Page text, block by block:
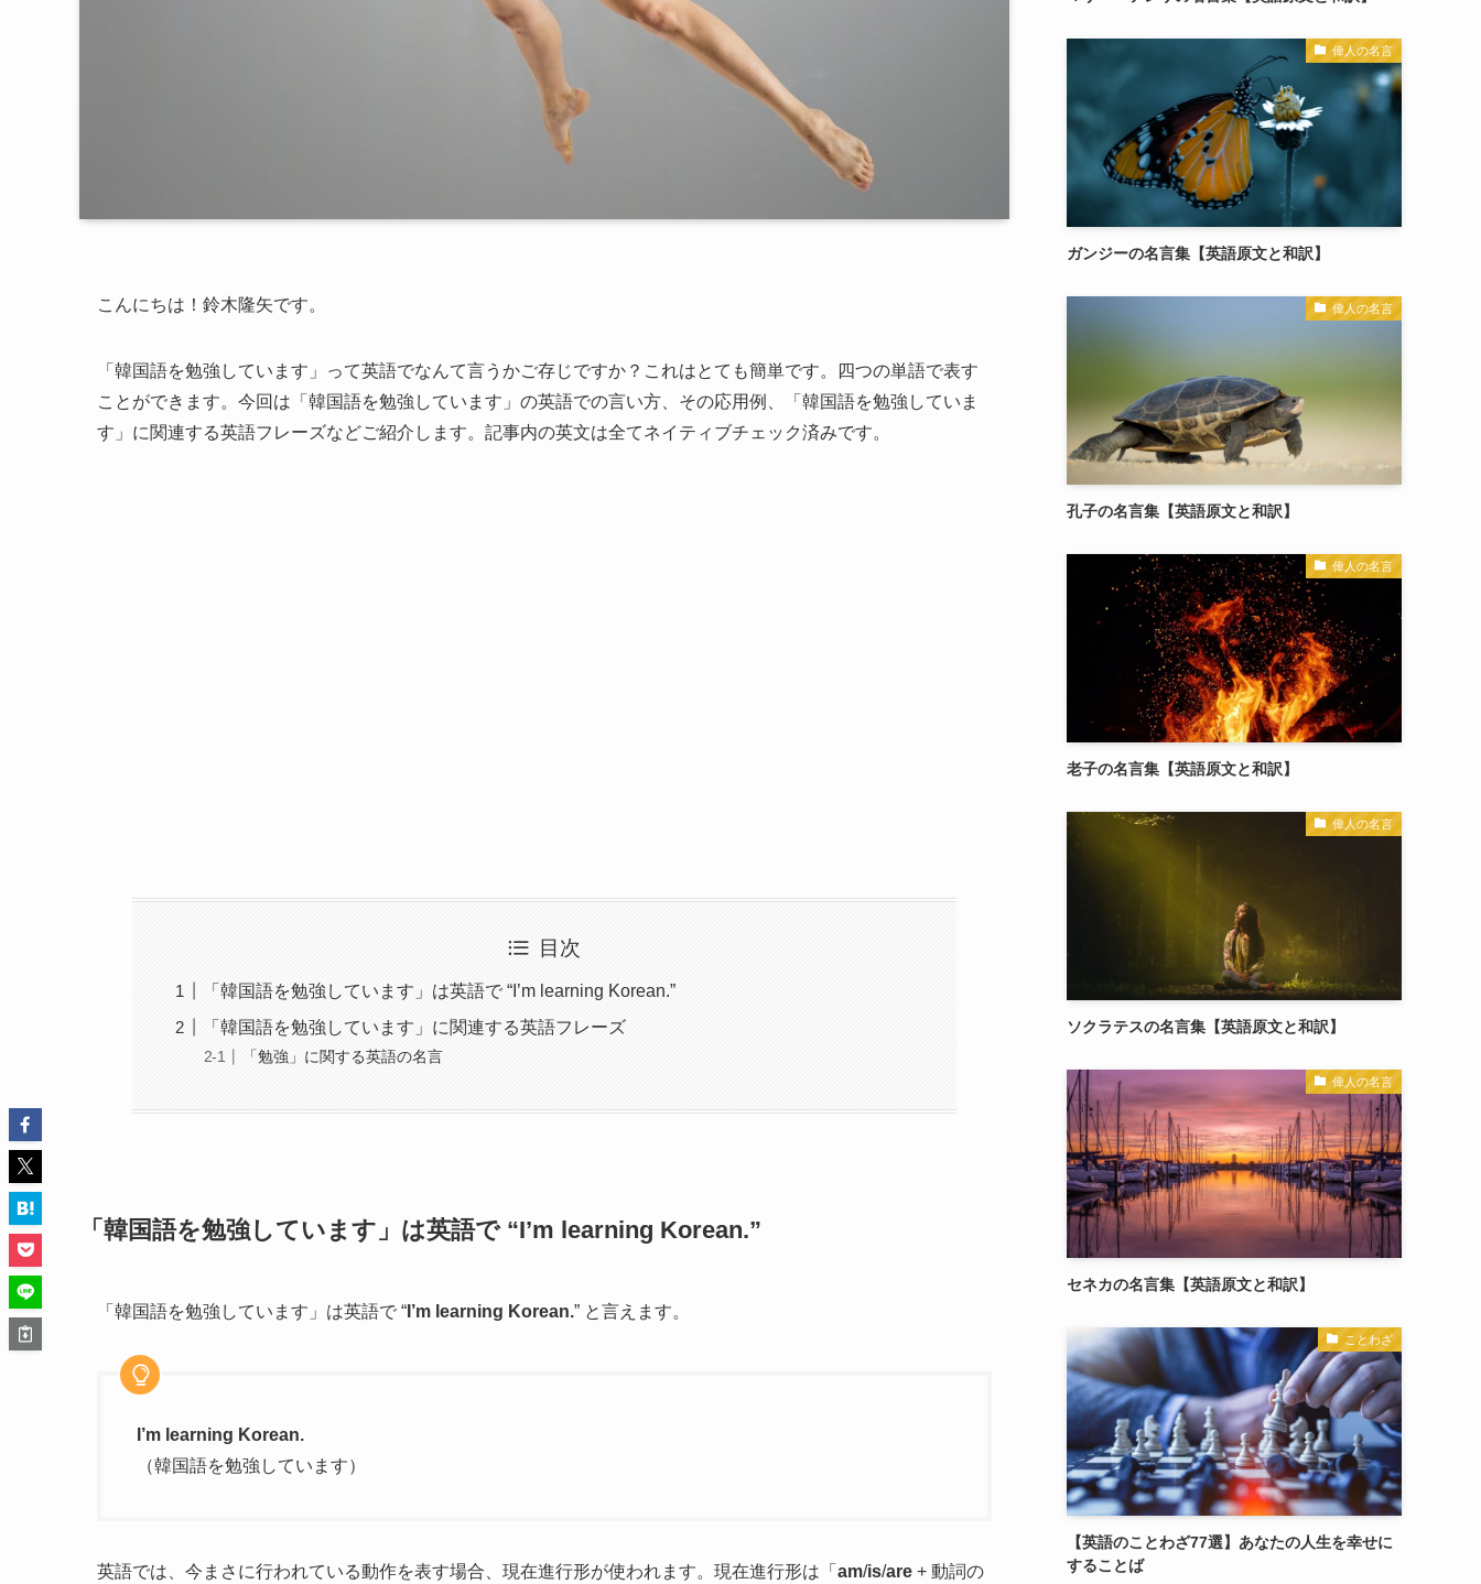
こんにちは！鈴木隆矢です。
「韓国語を勉強しています」って英語でなんて言うかご存じですか？これはとても簡単です。四つの単語で表す
ことができます。今回は「韓国語を勉強しています」の英語での言い方、その応用例、「韓国語を勉強していま
す」に関連する英語フレーズなどご紹介します。記事内の英文は全てネイティブチェック済みです。
目次
「韓国語を勉強しています」は英語で “I’m learning Korean.”
「韓国語を勉強しています」に関連する英語フレーズ
「勉強」に関する英語の名言
「韓国語を勉強しています」は英語で “I’m learning Korean.”
「韓国語を勉強しています」は英語で “ I’m learning Korean.” と言えます。
I’m learning Korean.
（韓国語を勉強しています）
英語では、今まさに行われている動作を表す場合、現在進行形が使われます。現在進行形は「 am/is/are + 動詞の
偉人の名言
ガンジーの名言集【英語原文と和訳】
偉人の名言
孔子の名言集【英語原文と和訳】
偉人の名言
老子の名言集【英語原文と和訳】
偉人の名言
ソクラテスの名言集【英語原文と和訳】
偉人の名言
セネカの名言集【英語原文と和訳】
ことわざ
【英語のことわざ77選】あなたの人生を幸せに
することば